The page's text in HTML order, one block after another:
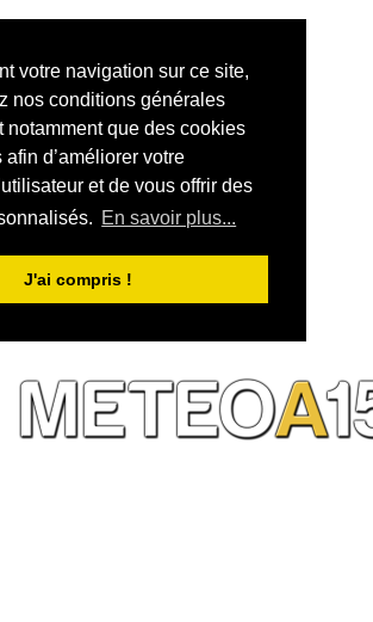
votre navigation sur ce site,
nos conditions générales
notamment que des cookies
d’améliorer votre
et de vous offrir des
En savoir plus...
J'ai compris !